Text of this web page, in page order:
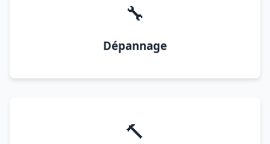
🔧
Dépannage
🔨